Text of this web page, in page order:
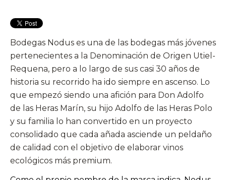
Bodegas Nodus es una de las bodegas más jóvenes
pertenecientes a la Denominación de Origen Utiel-
Requena, pero a lo largo de sus casi 30 años de
historia su recorrido ha ido siempre en ascenso. Lo
que empezó siendo una afición para Don Adolfo
de las Heras Marín, su hijo Adolfo de las Heras Polo
y su familia lo han convertido en un proyecto
consolidado que cada añada asciende un peldaño
de calidad con el objetivo de elaborar vinos
ecológicos más premium.